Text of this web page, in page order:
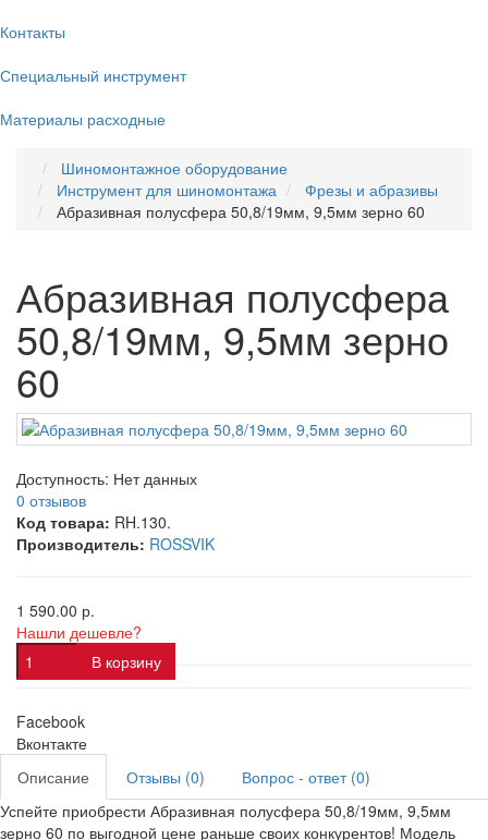
Контакты
Специальный инструмент
Материалы расходные
Шиномонтажное оборудование
Инструмент для шиномонтажа
Фрезы и абразивы
Абразивная полусфера 50,8/19мм, 9,5мм зерно 60
Абразивная полусфера
50,8/19мм, 9,5мм зерно
60
Доступность: Нет данных
0 отзывов
Код товара: RH.130.
Производитель: ROSSVIK
1 590.00 р.
Нашли дешевле?
В корзину
Facebook
Вконтакте
Описание
Отзывы (0)
Вопрос - ответ (0)
Успейте приобрести Абразивная полусфера 50,8/19мм, 9,5мм
зерно 60 по выгодной цене раньше своих конкурентов! Модель